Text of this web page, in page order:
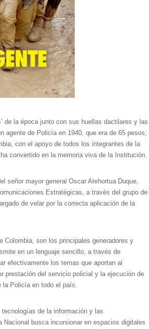
de la época junto con sus huellas dactilares y las
agente de Policía en 1940, que era de 65 pesos;
con el apoyo de todos los integrantes de la
convertido en la memoria viva de la Institución.
señor mayor general Oscar Atehortua Duque,
Estratégicas, a través del grupo de
de velar por la correcta aplicación de la
Colombia, son los principales generadores y
en un lenguaje sencillo, a través de
efectivamente los temas que aportan al
prestación del servicio policial y la ejecución de
la Policía en todo el país.
de la información y las
busca incursionar en espacios digitales